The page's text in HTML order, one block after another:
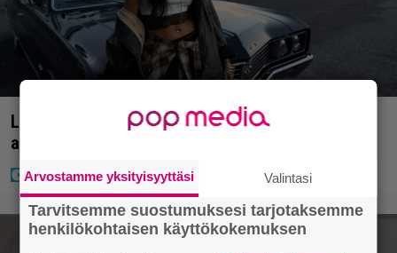
Laulaja Mirellan rantakuvat ovat täynnä lomaa,
aurinkoa ja iloa
Arvostamme yksityisyyttäsi Valintasi
Tarvitsemme suostumuksesi tarjotaksemme
henkilökohtaisen käyttökokemuksen